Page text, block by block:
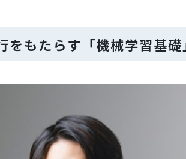
をもたらす「機械学習基礎